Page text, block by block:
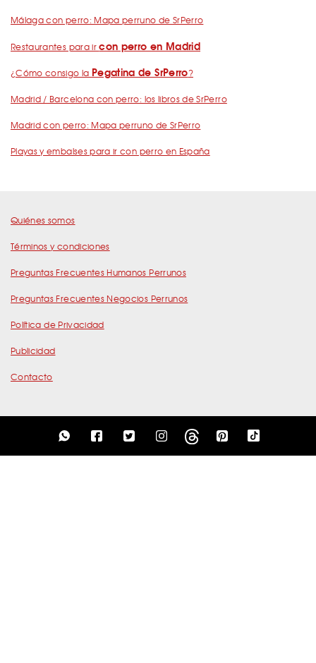
Málaga con perro: Mapa perruno de SrPerro
Restaurantes para ircon perro en Madrid
¿Cómo consigo la Pegatina de SrPerro?
Madrid / Barcelona con perro: los libros de SrPerro
Madrid con perro: Mapa perruno de SrPerro
Playas y embalses para ir con perro en España
Quiénes somos
Términos y condiciones
Preguntas Frecuentes Humanos Perrunos
Preguntas Frecuentes Negocios Perrunos
Política de Privacidad
Publicidad
Contacto